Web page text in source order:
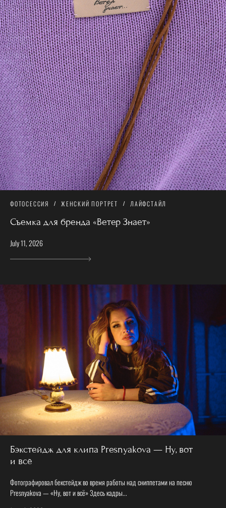
ФОТОСЕССИЯ ЖЕНСКИЙ ПОРТРЕТ ЛАЙФСТАЙЛ
Съемка для бренда «Ветер Знает»
July 11, 2026
Бэкстейдж для клипа Presnyakova — Ну, вот
и всё
Фотографировал бекстейдж во время работы над сниппетами на песню
Presnyakova — «Ну, вот и всё» Здесь кадры...